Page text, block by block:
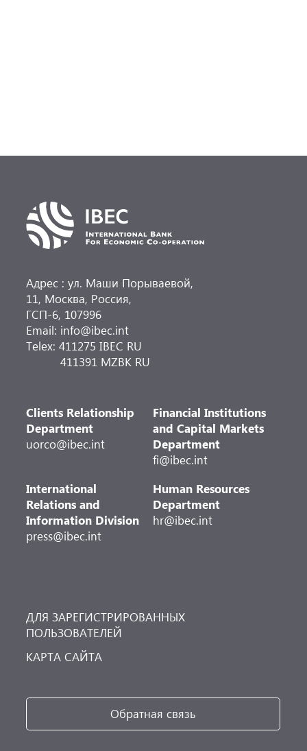
Адрес : ул. Маши Порываевой,
11, Москва, Россия,
ГСП-6, 107996
Email: info@ibec.int
Telex: 411275 IBEC RU
411391 MZBK RU
Clients Relationship
Department
uorco@ibec.int
Financial Institutions
and Capital Markets
Department
fi@ibec.int
International
Relations and
Information Division
press@ibec.int
Human Resources
Department
hr@ibec.int
ДЛЯ ЗАРЕГИСТРИРОВАННЫХ
ПОЛЬЗОВАТЕЛЕЙ
КАРТА САЙТА
Обратная связь